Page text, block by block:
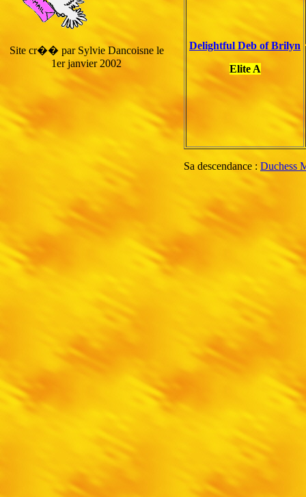
Site cr�� par Sylvie Dancoisne le
1er janvier 2002
Delightful Deb of Brilyn
Elite A
Sa descendance : Duchess